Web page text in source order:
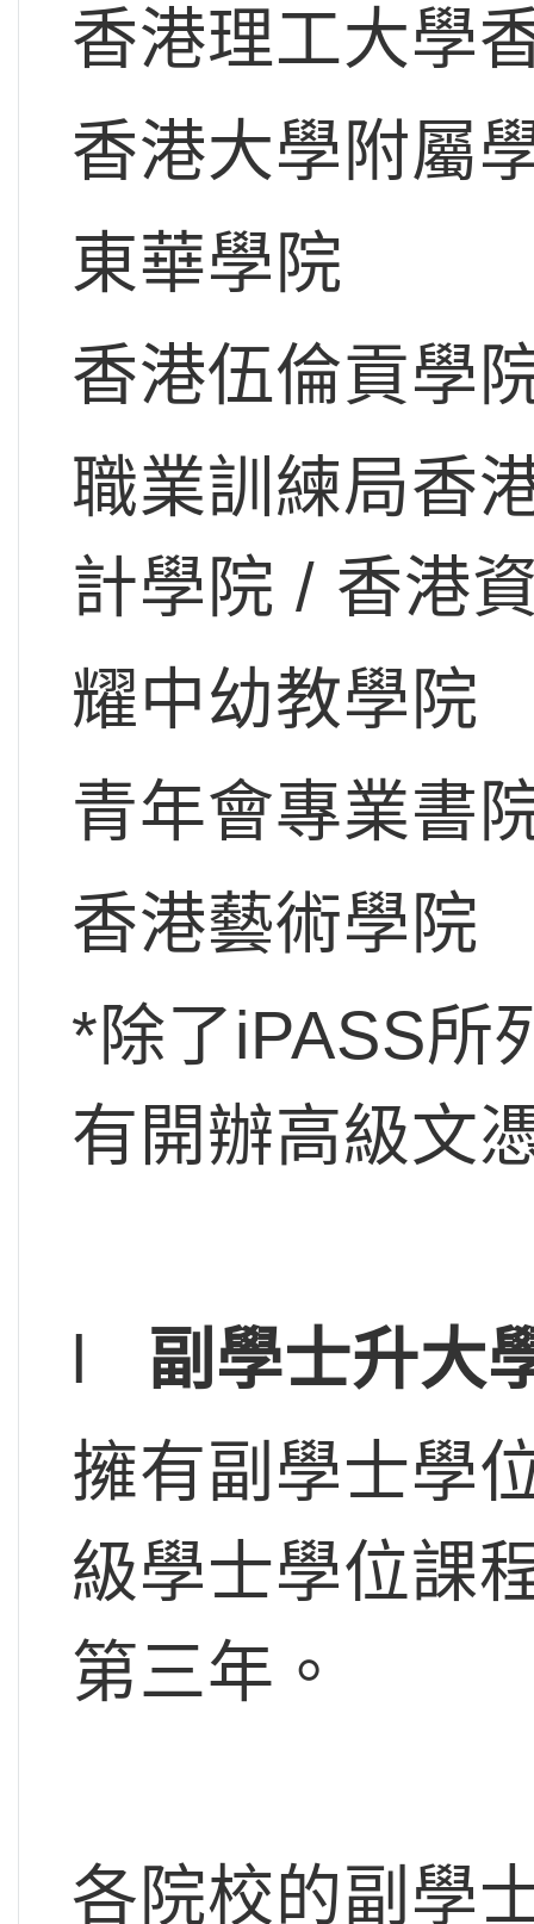
香港理工大學
香港大學附屬
東華學院
香港伍倫貢學
職業訓練局香
計學院 / 香港
耀中幼教學院
青年會專業書
香港藝術學院
*除了iPASS所
有開辦高級文
l 副學士升大
擁有副學士學
級學士學位課
第三年。
各院校的副學